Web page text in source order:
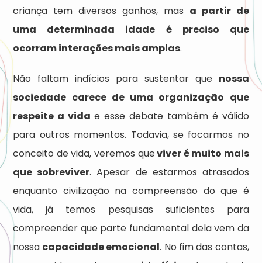
criança tem diversos ganhos, mas a partir de
uma determinada idade é preciso que
ocorram interações mais amplas.
Não faltam indícios para sustentar que nossa
sociedade carece de uma organização que
respeite a vidae esse debate também é válido
para outros momentos. Todavia, se focarmos no
conceito de vida, veremos queviver é muito mais
que sobreviver. Apesar de estarmos atrasados
enquanto civilização na compreensão do que é
vida, já temos pesquisas suficientes para
compreender que parte fundamental dela vem da
nossa capacidade emocional. No fim das contas,